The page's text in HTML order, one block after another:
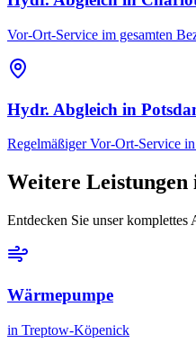
Vor-Ort-Service im gesamten
Hydr. Abgleich in
Regelmäßiger Vor-Ort-Service
Weitere Leistungen
Entdecken Sie unser komplettes
Wärmepumpe
in Treptow-Köpenick